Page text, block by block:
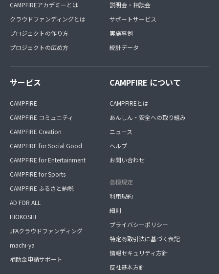
CAMPFIREアカデミーとは
クラウドファンディングとは
プロジェクトの作り方
プロジェクトの広め方
説明会・相談会
サポートサービス
実施事例
統計データ
サービス
CAMPFIRE
CAMPFIRE コミュニティ
CAMPFIRE Creation
CAMPFIRE for Social Good
CAMPFIRE for Entertainment
CAMPFIRE for Sports
CAMPFIRE ふるさと納税
AD FOR ALL
HIOKOSHI
JFAクラウドファンディング
machi-ya
補助金申請サポート
CAMPFIRE について
CAMPFIREとは
あんしん・安全への取り組み
ニュース
ヘルプ
お問い合わせ
各種規定
利用規約
細則
プライバシーポリシー
特定商取引法に基づく表記
情報セキュリティ方針
反社基本方針